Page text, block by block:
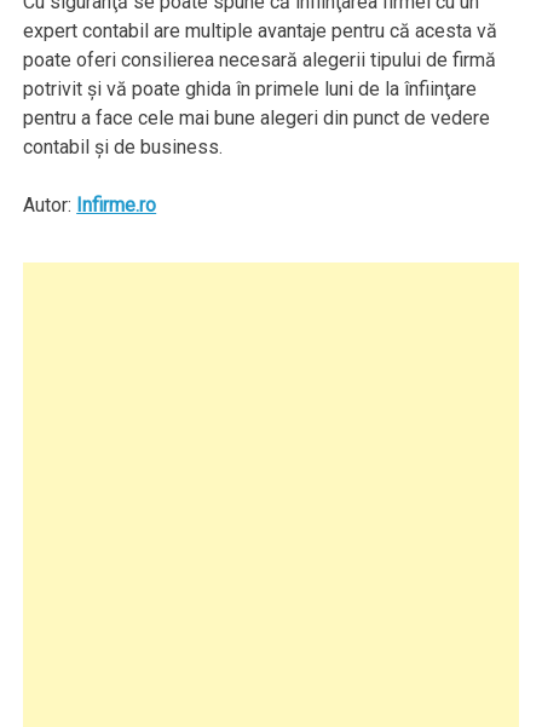
expert contabil are multiple avantaje pentru că acesta vă
poate oferi consilierea necesară alegerii tipului de firmă
potrivit şi vă poate ghida în primele luni de la înfiinţare
pentru a face cele mai bune alegeri din punct de vedere
contabil şi de business.
Autor: Infirme.ro